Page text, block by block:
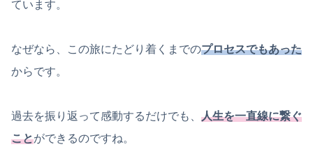
ています。
なぜなら、この旅にたどり着くまでのプロセスでもあった
からです。
過去を振り返って感動するだけでも、 人生を一直線に繋ぐ
ことができるのですね。